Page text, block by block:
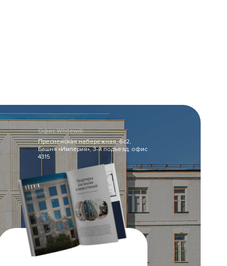
Офис Whitewill:
Пресненская набережная, 6с2,
Башня «Империя», 3-й подъезд, офис
4315